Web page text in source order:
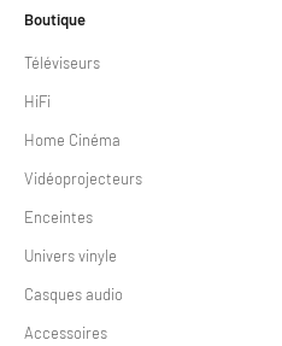
Boutique
Téléviseurs
HiFi
Home Cinéma
Vidéoprojecteurs
Enceintes
Univers vinyle
Casques audio
Accessoires